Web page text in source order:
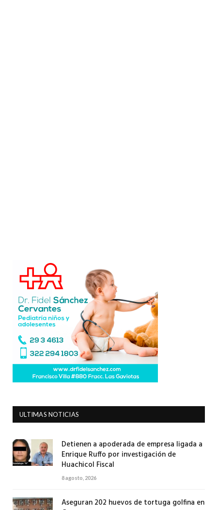
ULTIMAS NOTICIAS
Detienen a apoderada de empresa ligada a
Enrique Ruffo por investigación de
Huachicol Fiscal
8 agosto, 2026
Aseguran 202 huevos de tortuga golfina en